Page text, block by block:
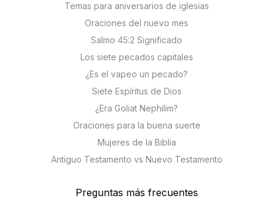
Temas para aniversarios de iglesias
Oraciones del nuevo mes
Salmo 45:2 Significado
Los siete pecados capitales
¿Es el vapeo un pecado?
Siete Espíritus de Dios
¿Era Goliat Nephilim?
Oraciones para la buena suerte
Mujeres de la Biblia
Antiguo Testamento vs Nuevo Testamento
Preguntas más frecuentes